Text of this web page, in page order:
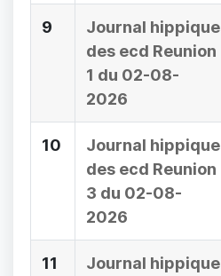
9
Journal hippique
des ecd Reunion
1 du 02-08-
2026
10
Journal hippique
des ecd Reunion
3 du 02-08-
2026
11
Journal hippique